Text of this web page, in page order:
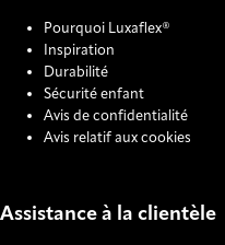
Pourquoi Luxaflex®
Inspiration
Durabilité
Sécurité enfant
Avis de confidentialité
Avis relatif aux cookies
Assistance à la clientèle